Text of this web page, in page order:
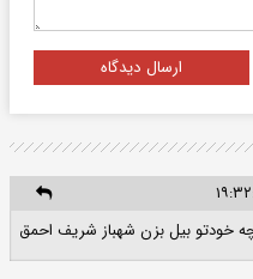
ارسال دیدگاه
خودتو بیل بزن شهباز شریف احمق